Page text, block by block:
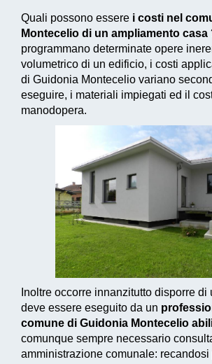
Quali possono essere i costi nel
Montecelio di un ampliamento casa
programmano determinate opere
volumetrico di un edificio, i costi
di Guidonia Montecelio variano
eseguire, i materiali impiegati ed il
manodopera.
Inoltre occorre innanzitutto disporre di
deve essere eseguito da un
comune di Guidonia Montecelio
comunque sempre necessario
amministrazione comunale: recandosi